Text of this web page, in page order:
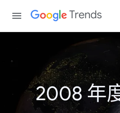
Trends
2008 年